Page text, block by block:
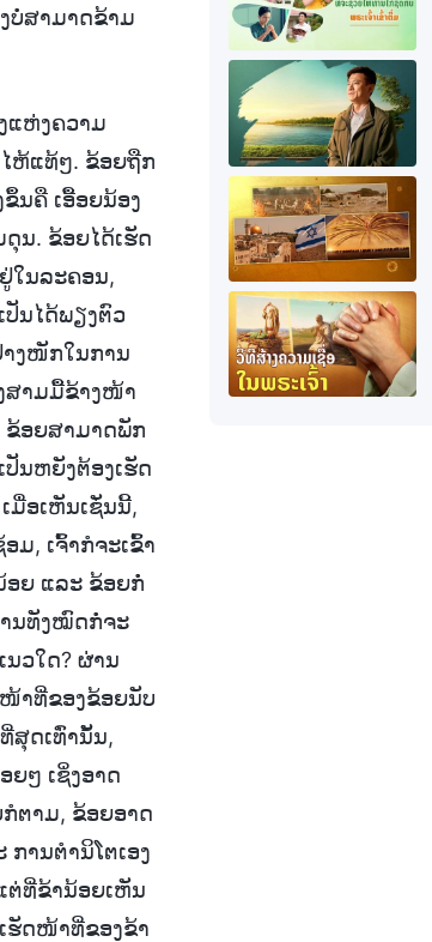
ບໍ່ສາມາດຂ້າມ
ແຫ່ງຄວາມ
ຫ້ແທ້ໆ. ຂ້ອຍຖືກ
ນຄື ເອື້ອຍນ້ອງ
ນ. ຂ້ອຍໄດ້ເຮັດ
ໃນລະຄອນ,
ນໄດ້ພຽງຕົວ
າງໜັກໃນການ
ສາມມື້ຂ້າງໜ້າ
ຂ້ອຍສາມາດພັກ
ນຫຍັງຕ້ອງເຮັດ
ມື່ອເຫັນເຊັ່ນນີ້,
ມ, ເຈົ້າກໍຈະເຂົ້າ
ອຍ ແລະ ຂ້ອຍກໍ່
ານທັງໝົດກໍ່ຈະ
ວໃດ? ຜ່ານ
າທີ່ຂອງຂ້ອຍນັບ
ສຸດເທົ່ານັ້ນ,
ຍໆ ເຊິ່ງອາດ
ຕາມ, ຂ້ອຍອາດ
ານຕຳນິໂຕເອງ
ຕ່ທີ່ຂ້ານ້ອຍເຫັນ
ຮັດໜ້າທີ່ຂອງຂ້າ